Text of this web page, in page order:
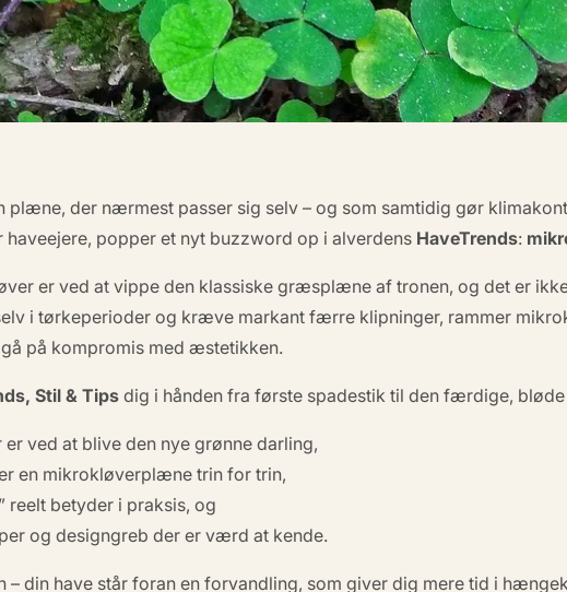
plæne, der nærmest passer sig selv – og som samtidig gør
haveejere, popper et nyt buzzword op i alverdens HaveTrends:
er ved at vippe den klassiske græsplæne af tronen, og det er
i tørkeperioder og kræve markantfærre klipninger, rammer
på kompromis med æstetikken.
Stil & Tips dig i hånden fra første spadestik til den færdige,
ved at blive den nye grønne darling,
en mikrokløverplæne trin for trin,
reelt betyder i praksis, og
og designgreb der er værd at kende.
– din have står foran en forvandling, som giver dig mere tid i